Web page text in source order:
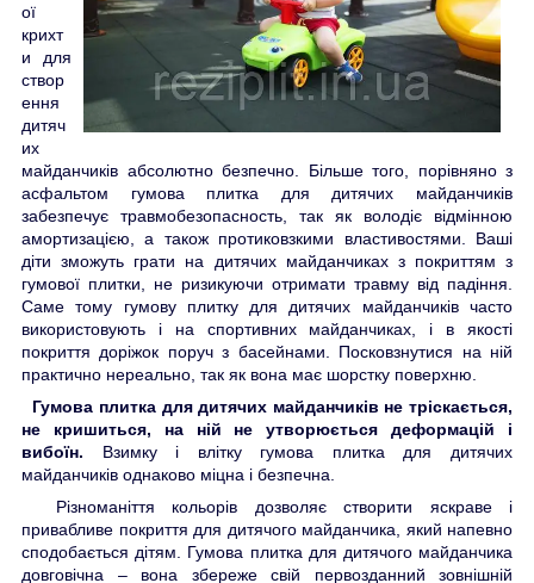
ої
крихт
и для
створ
ення
дитяч
их
майданчиків абсолютно безпечно. Більше того, порівняно з
асфальтом гумова плитка для дитячих майданчиків
забезпечує травмобезопасность, так як володіє відмінною
амортизацією, а також протиковзкими властивостями. Ваші
діти зможуть грати на дитячих майданчиках з покриттям з
гумової плитки, не ризикуючи отримати травму від падіння.
Саме тому гумову плитку для дитячих майданчиків часто
використовують і на спортивних майданчиках, і в якості
покриття доріжок поруч з басейнами. Посковзнутися на ній
практично нереально, так як вона має шорстку поверхню.
Гумова плитка для дитячих майданчиків не тріскається,
не кришиться, на ній не утворюється деформацій і
вибоїн. Взимку і влітку гумова плитка для дитячих
майданчиків однаково міцна і безпечна.
Різноманіття кольорів дозволяє створити яскраве і
привабливе покриття для дитячого майданчика, який напевно
сподобається дітям. Гумова плитка для дитячого майданчика
довговічна – вона збереже свій первозданний зовнішній